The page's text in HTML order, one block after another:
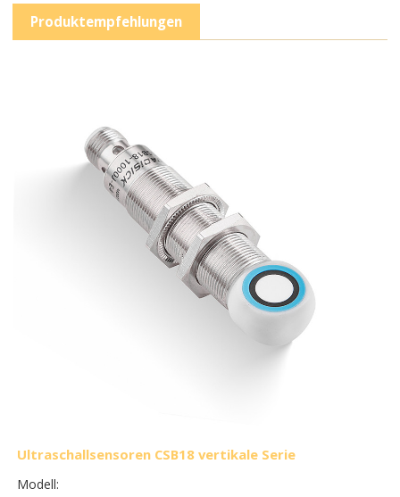
Produktempfehlungen
Ultraschallsensoren CSB18 vertikale Serie
Modell: